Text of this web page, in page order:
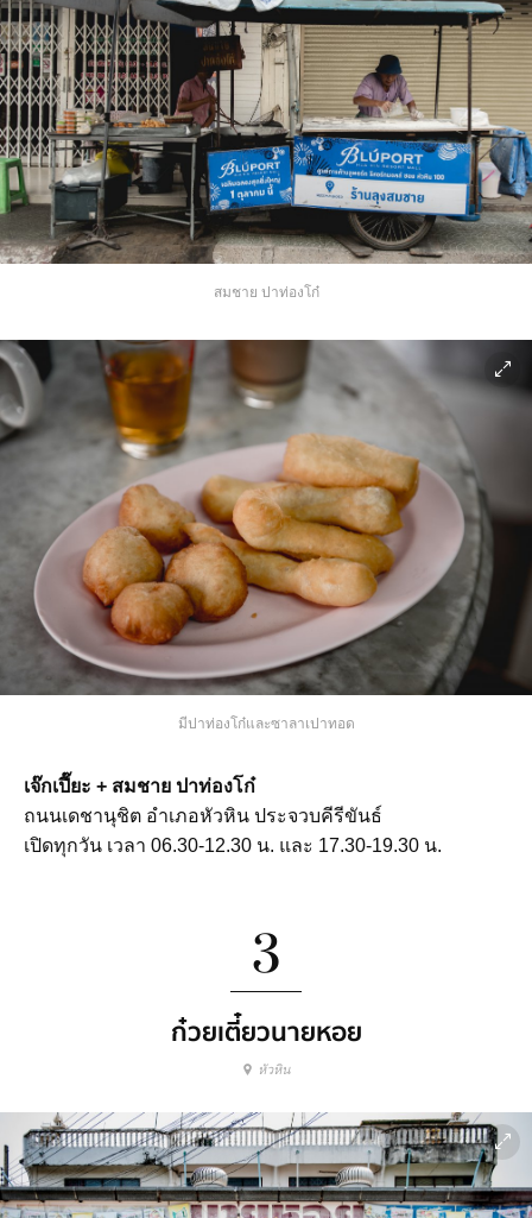
สมชาย ปาท่องโก๋
มีปาท่องโก๋และซาลาเปาทอด
เจ๊กเปี๊ยะ + สมชาย ปาท่องโก๋
ถนนเดชานุชิต อำเภอหัวหิน ประจวบคีรีขันธ์
เปิดทุกวัน เวลา 06.30-12.30 น. และ 17.30-19.30 น.
3
ก๋วยเตี๋ยวนายหอย
หัวหิน